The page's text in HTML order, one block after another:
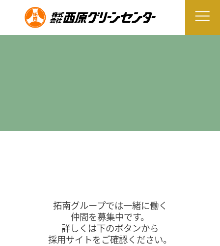
拓南グループでは一緒に働く
仲間を募集中です。
詳しくは下のボタンから
採用サイトをご確認ください。